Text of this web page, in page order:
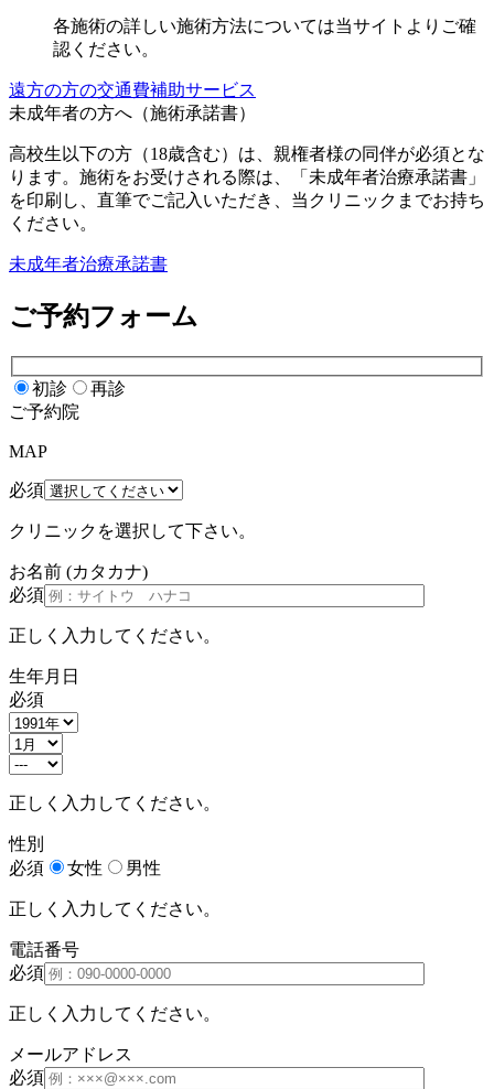
各施術の詳しい施術方法については当サイトよりご確
認ください。
遠方の方の交通費補助サービス
未成年者の方へ（施術承諾書）
高校生以下の方（18歳含む）は、親権者様の同伴が必須とな
ります。施術をお受けされる際は、「未成年者治療承諾書」
を印刷し、直筆でご記入いただき、当クリニックまでお持ち
ください。
未成年者治療承諾書
ご予約フォーム
初診
再診
ご予約院
MAP
必須
クリニックを選択して下さい。
お名前 (カタカナ)
必須
正しく入力してください。
生年月日
必須
正しく入力してください。
性別
必須
女性 男性
正しく入力してください。
電話番号
必須
正しく入力してください。
メールアドレス
必須